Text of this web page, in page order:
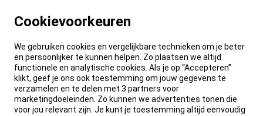
Cookievoorkeuren
We gebruiken cookies en vergelijkbare technieken om je beter
en persoonlijker te kunnen helpen. Zo plaatsen we altijd
functionele en analytische cookies. Als je op “Accepteren”
klikt, geef je ons ook toestemming om jouw gegevens te
verzamelen en te delen met 3 partners voor
marketingdoeleinden. Zo kunnen we advertenties tonen die
voor jou relevant zijn. Je kunt je toestemming altijd eenvoudig